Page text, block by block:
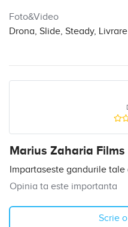
Foto&Video
Drona, Slide, Steady,
Marius Zaharia Films
Impartaseste gandurile
Opinia ta este importanta
Scrie